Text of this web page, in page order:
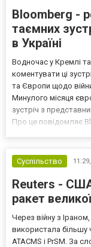
Bloomberg -
таємних
в Україні
Водночас у Кремлі
коментувати ці
та Європи щодо
Минулого місяця
зустріч з
Про це повідомляє
Суспільство
11:29,
Reuters -
ракет
Через війну з
використала більшу
ATACMS і PrSM. За